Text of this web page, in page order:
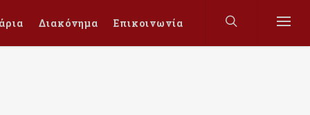
Διακόνημα Επικοινωνία